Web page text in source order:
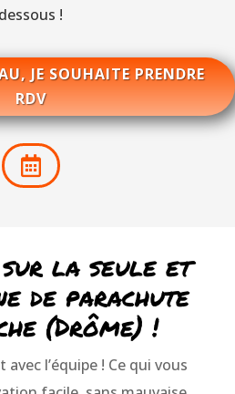
dessous !
JE SOUHAITE PRENDRE
RDV

sur la seule et
de parachute
(Drôme) !
l’équipe ! Ce qui vous